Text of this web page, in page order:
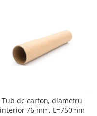
Tub de carton, diametru
interior 76 mm, L=750mm